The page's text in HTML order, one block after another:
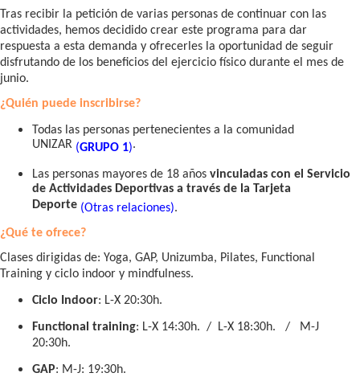
Tras recibir la petición de varias personas de continuar con las
actividades, hemos decidido crear este programa para dar
respuesta a esta demanda y ofrecerles la oportunidad de seguir
disfrutando de los beneficios del ejercicio físico durante el mes de
junio.
¿Quién puede inscribirse?
Todas las personas pertenecientes a la comunidad
UNIZAR (GRUPO 1).
Las personas mayores de 18 años vinculadas con el Servicio
de Actividades Deportivas a través de la Tarjeta
Deporte (Otras relaciones).
¿Qué te ofrece?
Clases dirigidas de: Yoga, GAP, Unizumba, Pilates, Functional
Training y ciclo indoor y mindfulness.
Ciclo Indoor: L-X 20:30h.
Functional training: L-X 14:30h. / L-X 18:30h. / M-J
20:30h.
GAP: M-J: 19:30h.